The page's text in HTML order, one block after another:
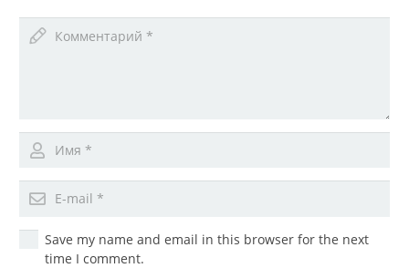
Save my name and email in this browser for the next
time I comment.